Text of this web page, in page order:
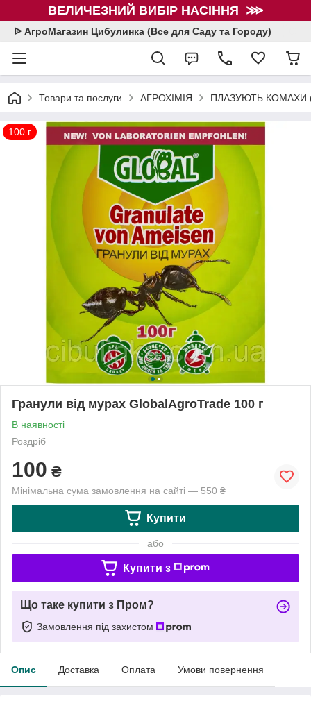
ВЕЛИЧЕЗНИЙ ВИБІР НАСІННЯ ⋙
ᐉ АгроМагазин Цибулинка (Все для Саду та Городу)
Товари та послуги АГРОХІМІЯ ПЛАЗУЮТЬ КОМАХИ
100 г
Гранули від мурах GlobalAgroTrade 100 г
В наявності
Роздріб
100 ₴
Мінімальна сума замовлення на сайті — 550 ₴
Купити
або
Купити з
Що таке купити з Пром?
Замовлення під захистом
Опис Доставка Оплата Умови повернення